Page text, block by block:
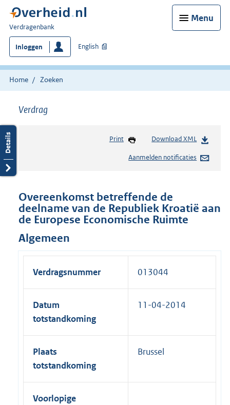
Menu
U
bent
hier:
Verdragenbank
Inloggen English
Home Zoeken
Verdrag
Print Download XML
Aanmelden notificaties
Overeenkomst betreffende de
deelname van de Republiek Kroatië aan
de Europese Economische Ruimte
Algemeen
Verdragsnummer 013044
Datum
totstandkoming
11-04-2014
Plaats
totstandkoming
Brussel
Voorlopige